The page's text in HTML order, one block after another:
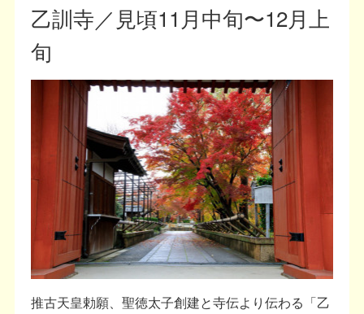
乙訓寺／見頃11月中旬〜12月上
旬
推古天皇勅願、聖徳太子創建と寺伝より伝わる「乙